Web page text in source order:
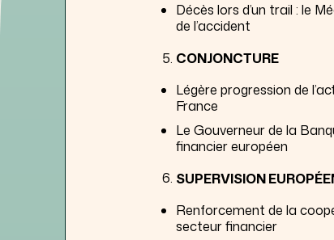
Décès lors d’un trail : le
de l’accident
CONJONCTURE
Légère progression de
France
Le Gouverneur de la
financier européen
SUPERVISION
Renforcement de la
secteur financier